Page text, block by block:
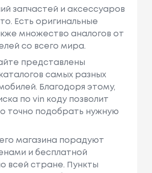
запчастей и аксессуаров
Есть оригинальные
множество аналогов от
со всего мира.
представлены
самых разных
Благодоря этому,
по vin коду позволит
точно подобрать нужную
магазина порадуют
и бесплатной
всей стране. Пункты